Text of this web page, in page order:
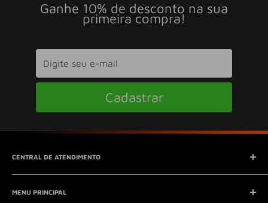
Ganhe 10% de desconto na sua
primeira compra!
Cadastrar
CENTRAL DE ATENDIMENTO
E-mail:
MENU PRINCIPAL